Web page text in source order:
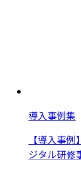
導入事例集
【導入事
ジタル研修